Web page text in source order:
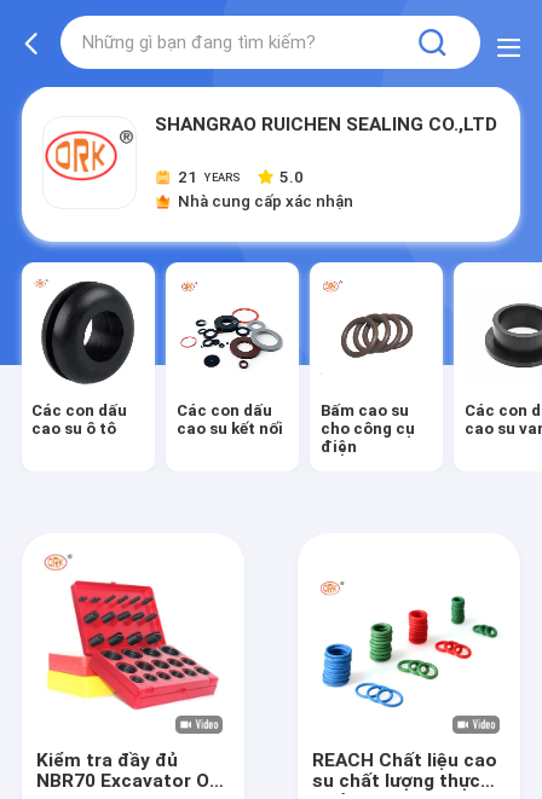
SHANGRAO RUICHEN SEALING CO.,LTD
21 YEARS
5.0
Nhà cung cấp xác nhận
Các con dấu
cao su ô tô
Các con dấu
cao su kết nối
Bấm cao su
cho công cụ
điện
Các con
cao su
Kiểm tra đầy đủ
NBR70 Excavator O
REACH Chất liệu cao
su chất lượng thực